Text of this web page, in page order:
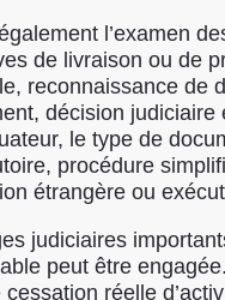
l’examen
de livraison ou de
reconnaissance de
décision
le type de
procédure
étrangère ou
judiciaires
peut être
réelle